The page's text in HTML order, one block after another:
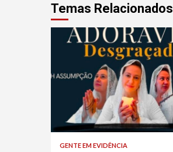
Temas Relacionados
GENTE EM EVIDÊNCIA